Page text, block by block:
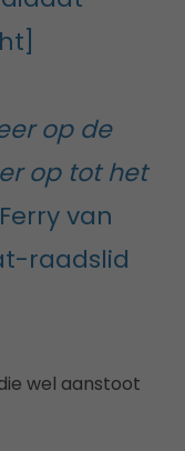
op de
op tot het
van
raadslid
wel aanstoot